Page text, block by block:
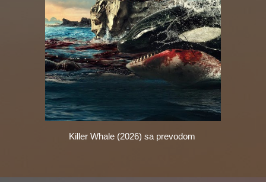
Killer Whale (2026) sa prevodom